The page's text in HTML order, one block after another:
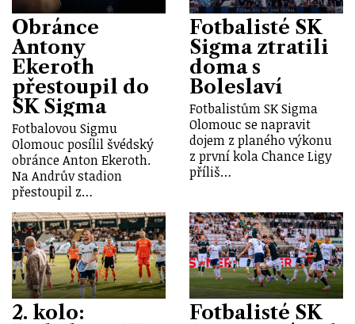
Obránce
Antony
Ekeroth
přestoupil do
SK Sigma
Fotbalovou Sigmu
Olomouc posílil švédský
obránce Anton Ekeroth.
Na Andrův stadion
přestoupil z…
Fotbalisté SK
Sigma ztratili
doma s
Boleslaví
Fotbalistům SK Sigma
Olomouc se napravit
dojem z planého výkonu
z první kola Chance Ligy
příliš…
2. kolo:
Fotbalisté SK